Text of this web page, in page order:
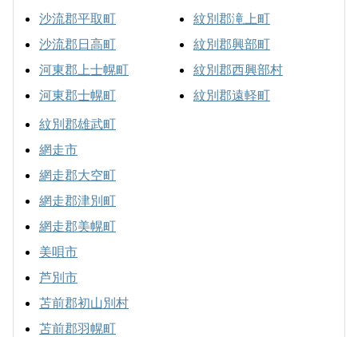
沙流郡平取町
沙流郡日高町
河東郡上士幌町
河東郡士幌町
紋別郡滝上町
紋別郡興部町
紋別郡西興部村
紋別郡遠軽町
紋別郡雄武町
網走市
網走郡大空町
網走郡津別町
網走郡美幌町
美唄市
芦別市
苫前郡初山別村
苫前郡羽幌町